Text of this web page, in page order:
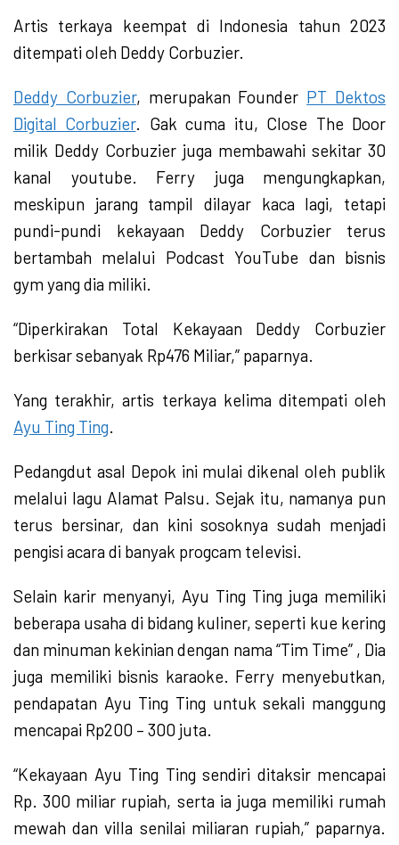
Artis terkaya keempat di Indonesia tahun 2023
ditempati oleh Deddy Corbuzier.
Deddy Corbuzier, merupakan Founder PT Dektos
Digital Corbuzier. Gak cuma itu, Close The Door
milik Deddy Corbuzier juga membawahi sekitar 30
kanal youtube. Ferry juga mengungkapkan,
meskipun jarang tampil dilayar kaca lagi, tetapi
pundi-pundi kekayaan Deddy Corbuzier terus
bertambah melalui Podcast YouTube dan bisnis
gym yang dia miliki.
“Diperkirakan Total Kekayaan Deddy Corbuzier
berkisar sebanyak Rp476 Miliar,” paparnya.
Yang terakhir, artis terkaya kelima ditempati oleh
Ayu Ting Ting.
Pedangdut asal Depok ini mulai dikenal oleh publik
melalui lagu Alamat Palsu. Sejak itu, namanya pun
terus bersinar, dan kini sosoknya sudah menjadi
pengisi acara di banyak progcam televisi.
Selain karir menyanyi, Ayu Ting Ting juga memiliki
beberapa usaha di bidang kuliner, seperti kue kering
dan minuman kekinian dengan nama “Tim Time” , Dia
juga memiliki bisnis karaoke. Ferry menyebutkan,
pendapatan Ayu Ting Ting untuk sekali manggung
mencapai Rp200 – 300 juta.
“Kekayaan Ayu Ting Ting sendiri ditaksir mencapai
Rp. 300 miliar rupiah, serta ia juga memiliki rumah
mewah dan villa senilai miliaran rupiah,” paparnya.